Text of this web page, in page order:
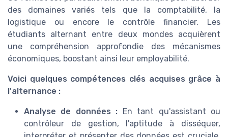
des domaines variés tels que la comptabilité, la
logistique ou encore le contrôle financier. Les
étudiants alternant entre deux mondes acquièrent
une compréhension approfondie des mécanismes
économiques, boostant ainsi leur employabilité.
Voici quelques compétences clés acquises grâce à
l'alternance :
Analyse de données : En tant qu'assistant ou
contrôleur de gestion, l'aptitude à disséquer,